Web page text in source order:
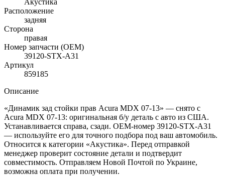
Расположение
задняя
Сторона
правая
Номер запчасти (OEM)
39120-STX-A31
Артикул
859185
Описание
«Динамик зад стойки прав Acura MDX 07-13» — снято с
Acura MDX 07-13: оригинальная б/у деталь с авто из США.
Устанавливается справа, сзади. OEM-номер 39120-STX-A31
— используйте его для точного подбора под ваш автомобиль.
Относится к категории «Акустика». Перед отправкой
менеджер проверит состояние детали и подтвердит
совместимость. Отправляем Новой Почтой по Украине,
возможна оплата при получении.